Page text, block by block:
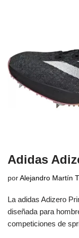
Adidas
por Alejandro Martín
La adidas Adizero
diseñada para
competiciones de